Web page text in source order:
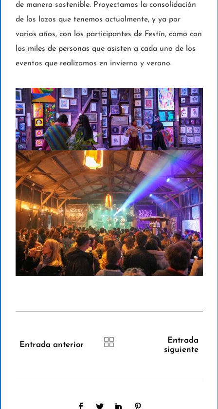
de manera sostenible. Proyectamos la consolidación
de los lazos que tenemos actualmente, y ya por
varios años, con los participantes de Festín, como con
los miles de personas que asisten a cada uno de los
eventos que realizamos en invierno y verano.
Entrada anterior
Entrada
siguiente